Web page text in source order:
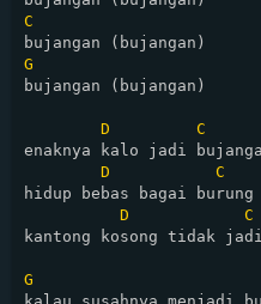
C
G
bujangan (bujangan)
D
C
enaknya kalo jadi
D
C
hidup bebas bagai burung
D
C
kantong kosong tidak
G